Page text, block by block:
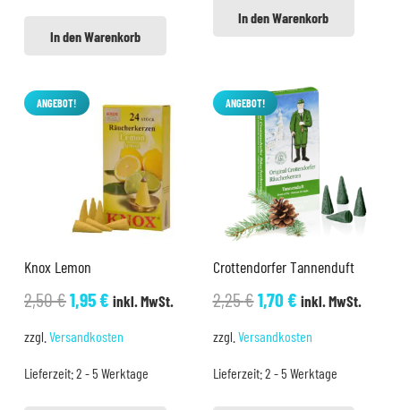
In den Warenkorb
In den Warenkorb
ANGEBOT!
Knox Lemon
2,50€Ursprünglicher
2,50 €
1,95€Aktueller
1,95 €.
inkl. MwSt.
zzgl. Versandkosten
Lieferzeit:2 - 5 Werktage
ANGEBOT!
Crottendorfer Tannenduft
2,25€Ursprünglicher
2,25 €
1,70€Aktueller
1,70 €.
inkl. MwSt.
zzgl. Versandkosten
Lieferzeit:2 - 5 Werktage